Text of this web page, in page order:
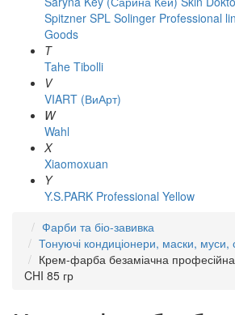
Spitzner SPL Solinger Professional
Goods
T
Tahe Tibolli
V
VIART (ВиАрт)
W
Wahl
X
Xiaomoxuan
Y
Y.S.PARK Professional Yellow
Фарби та біо-завивка
Тонуючі кондиціонери, маски, муси,
Крем-фарба безаміачна
CHI 85 гр